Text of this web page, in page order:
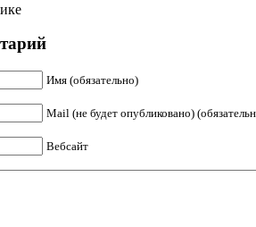
Имя (обязательно)
Mail (не будет опубликовано)
Вебсайт